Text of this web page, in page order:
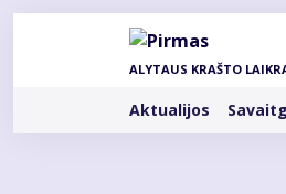
Pereiti
ALYTAUS KRAŠTO
Rubrikos
Aktualijos